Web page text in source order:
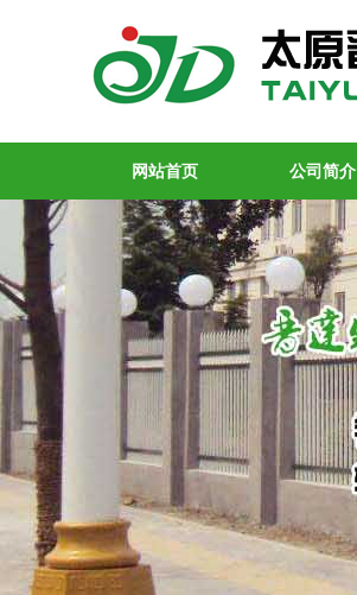
网站首页 公司简介